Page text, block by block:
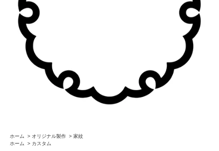
ホーム > オリジナル製作 > 家紋
ホーム
> カスタム